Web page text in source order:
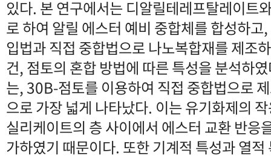
있다. 본 연구에서는 디알릴테레프탈레이트
로 하여 알릴 에스터 예비 중합체를 합성하
입법과 직접 중합법으로 나노복합재를 제조
건, 점토의 혼합 방법에 따른 특성을 분석하
는, 30B-점토를 이용하여 직접 중합법으로
으로 가장 넓게 나타났다. 이는 유기화제의
실리케이트의 층 사이에서 에스터 교환 반응
가하였기 때문이다. 또한 기계적 특성과 열